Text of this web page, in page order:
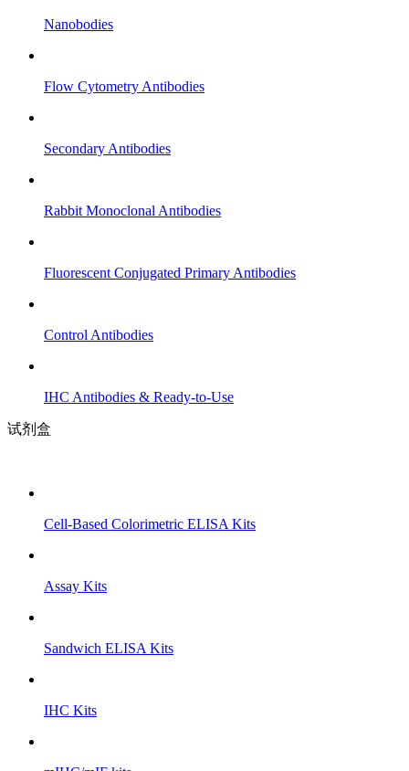
Nanobodies
Flow Cytometry Antibodies
Secondary Antibodies
Rabbit Monoclonal Antibodies
Fluorescent Conjugated Primary Antibodies
Control Antibodies
IHC Antibodies & Ready-to-Use
试剂盒
Cell-Based Colorimetric ELISA Kits
Assay Kits
Sandwich ELISA Kits
IHC Kits